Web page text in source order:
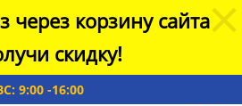
через корзину сайта
скидку!
9:00 -16:00